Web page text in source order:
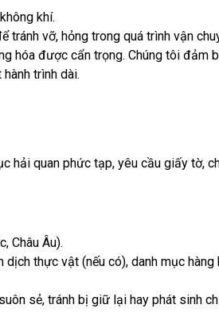
khí.
vỡ, hỏng trong quá trình vận
hóa được cẩn trọng. Chúng tôi đảm
trình dài.
hải quan phức tạp, yêu cầu giấy tờ,
Châu Âu).
thực vật (nếu có), danh mục
sẻ, tránh bị giữ lại hay phát sinh